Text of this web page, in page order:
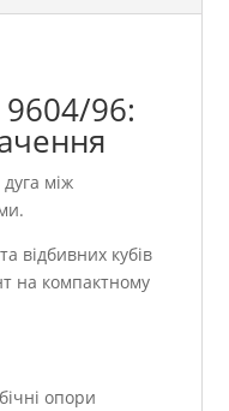
96:
між
відбивних кубів
на компактному
опори